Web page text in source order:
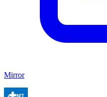
Mirror